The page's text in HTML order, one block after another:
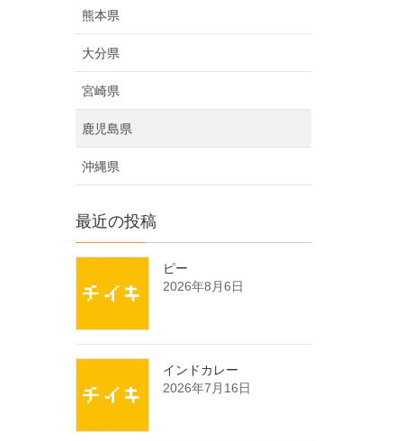
熊本県
大分県
宮崎県
鹿児島県
沖縄県
最近の投稿
ピー
2026年8月6日
インドカレー
2026年7月16日